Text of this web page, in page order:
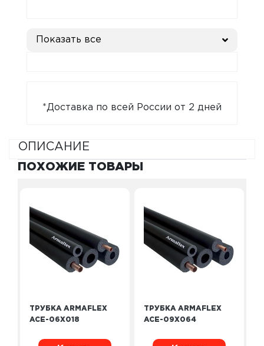
Показать все
*Доставка по всей России от 2 дней
ОПИСАНИЕ
ПОХОЖИЕ ТОВАРЫ
ТРУБКА ARMAFLEX
ACE-06X018
ТРУБКА ARMAFLEX
ACE-09X064